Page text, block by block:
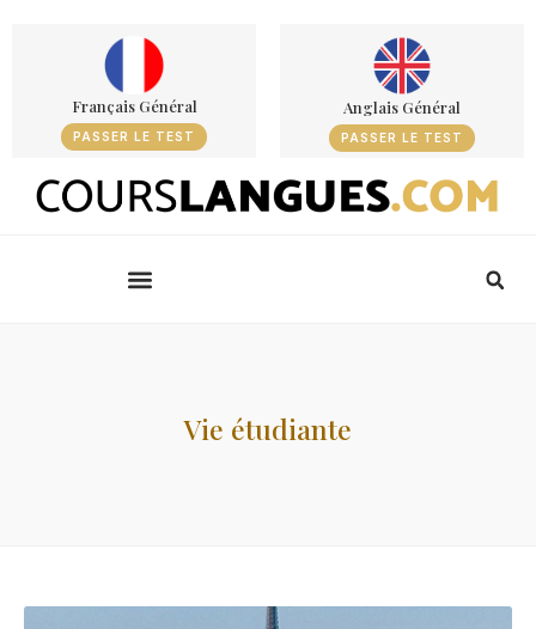
Français Général
PASSER LE TEST
Anglais Général
PASSER LE TEST
Vie étudiante